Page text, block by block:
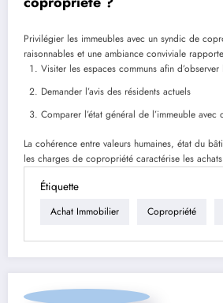
Privilégier les immeubles avec un syndic de
raisonnables et une ambiance conviviale
Visiter les espaces communs afin
Demander l’avis des résidents actuels
Comparer l’état général de l’immeuble avec
La cohérence entre valeurs humaines, état du
les charges de copropriété caractérise les
Étiquette
Achat Immobilier Copropriété